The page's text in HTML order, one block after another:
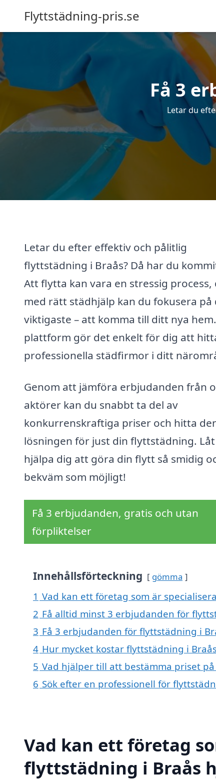
Flyttstädning-pris.se
Få 3
Letar du
Letar du efter effektiv och pålitlig
flyttstädning i Braås? Då har du
Att flytta kan vara en stressig process,
med rätt städhjälp kan du fokusera på
viktigaste – att komma till ditt nya
plattform gör det enkelt för dig att
professionella städfirmor i ditt
Genom att jämföra erbjudanden från
aktörer kan du snabbt ta del av
konkurrenskraftiga priser och hitta
lösningen för just din flyttstädning. Låt
hjälpa dig att göra din flytt så smidig
bekväm som möjligt!
Få 3 erbjudanden, gratis och utan
förpliktelser
Innehållsförteckning gömma
1 Vad kan ett företag som är
2 Få alltid minst 3 erbjudanden för
3 Få 3 erbjudanden för flyttstädning i
4 Hur mycket kostar flyttstädning i
5 Vad hjälper till att bestämma priset
6 Sök efter en professionell för
Vad kan ett företag
flyttstädning i Braås